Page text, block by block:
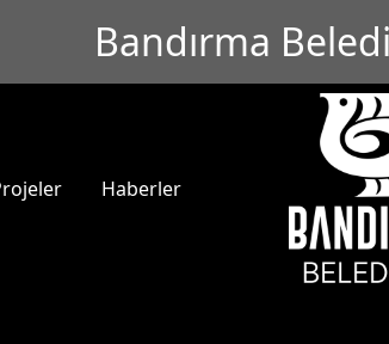
Bandırma
Haberler